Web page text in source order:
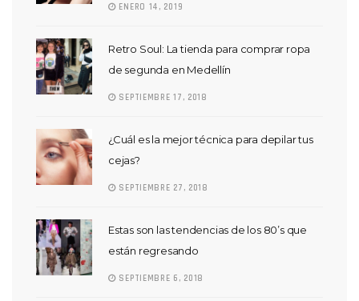
ENERO 14, 2019
Retro Soul: La tienda para comprar ropa
de segunda en Medellín
SEPTIEMBRE 17, 2018
¿Cuál es la mejor técnica para depilar tus
cejas?
SEPTIEMBRE 27, 2018
Estas son las tendencias de los 80’s que
están regresando
SEPTIEMBRE 6, 2018